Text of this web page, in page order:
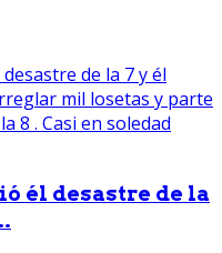
él desastre de la